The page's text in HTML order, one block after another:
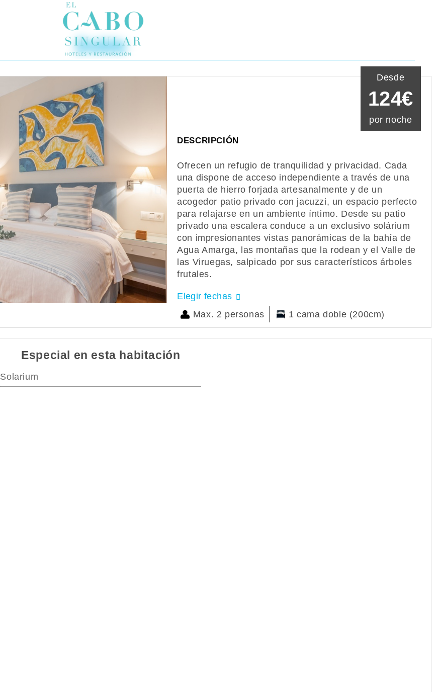
Doble
Max. 2 personas 1 cama doble (200cm)
Desde
124€
por noche
DESCRIPCIÓN
Ofrecen un refugio de tranquilidad y privacidad. Cada
una dispone de acceso independiente a través de una
puerta de hierro forjada artesanalmente y de un
acogedor patio privado con jacuzzi, un espacio perfecto
para relajarse en un ambiente íntimo. Desde su patio
privado una escalera conduce a un exclusivo solárium
con impresionantes vistas panorámicas de la bahía de
Agua Amarga, las montañas que la rodean y el Valle de
las Viruegas, salpicado por sus característicos árboles
frutales.
Elegir fechas
Especial en esta habitación
Solarium